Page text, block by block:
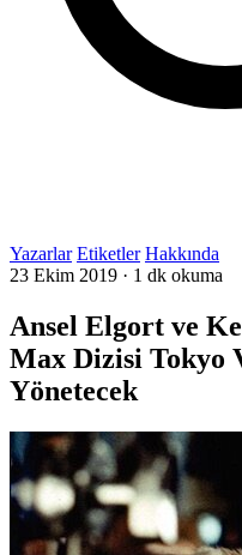
Yazarlar Etiketler Hakkında
23 Ekim 2019 · 1 dk okuma
Ansel Elgort ve
Max Dizisi Tokyo
Yönetecek